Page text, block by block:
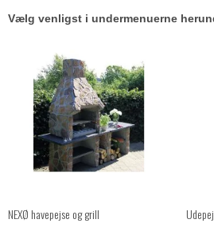
Vælg venligst i undermenuerne
NEXØ havepejse og grill